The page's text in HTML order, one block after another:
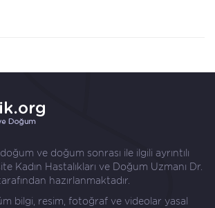
ve doğum sonrası ile ilgili ayrıntılı
Kadın Hastalıkları ve Doğum Uzmanı Dr.
hazırlanmaktadır.
bilgi, resim, fotoğraf ve videolar yasal